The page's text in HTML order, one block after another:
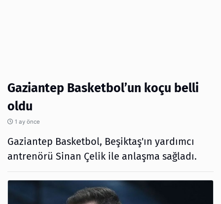
Gaziantep Basketbol’un koçu belli
oldu
1 ay önce
Gaziantep Basketbol, Beşiktaş'ın yardımcı
antrenörü Sinan Çelik ile anlaşma sağladı.